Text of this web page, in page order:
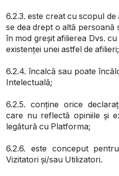
6.2.3. este creat cu scopul
se dea drept o altă persoană
în mod greșit afilierea Dvs.
existenței unei astfel de afilieri;
6.2.4. încalcă sau poate
Intelectuală;
6.2.5. conține orice
care nu reflectă opiniile și
legătură cu Platforma;
6.2.6. este conceput
Vizitatori și/sau Utilizatori.